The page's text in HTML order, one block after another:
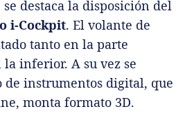
destaca la disposición del
i-Cockpit. El volante de
tanto en la parte
inferior. A su vez se
de instrumentos digital, que
monta formato 3D.